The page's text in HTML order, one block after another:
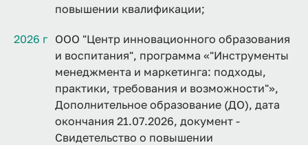
повышении квалификации;
2026 г ООО "Центр инновационного образования
и воспитания", программа «"Инструменты
менеджмента и маркетинга: подходы,
практики, требования и возможности"»,
Дополнительное образование (ДО), дата
окончания 21.07.2026, документ -
Свидетельство о повышении